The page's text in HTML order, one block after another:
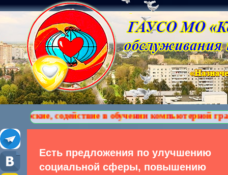
в обучении компьютерной
Есть предложения по улучшению
социальной сферы, повышению